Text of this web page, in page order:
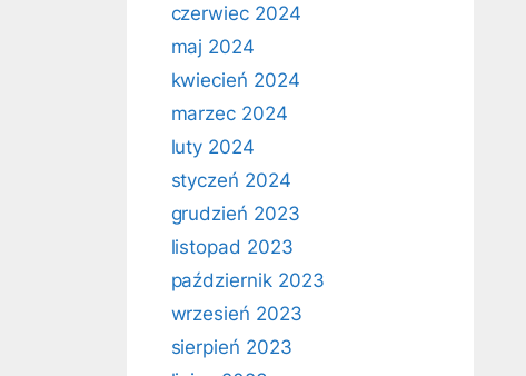
czerwiec 2024
maj 2024
kwiecień 2024
marzec 2024
luty 2024
styczeń 2024
grudzień 2023
listopad 2023
październik 2023
wrzesień 2023
sierpień 2023